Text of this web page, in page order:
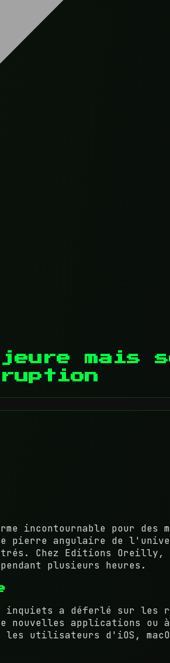
incontournable pour
angulaire de
Chez Editions Oreilly,
plusieurs heures.
inquiets a déferlé sur les
nouvelles applications ou
utilisateurs d'iOS,